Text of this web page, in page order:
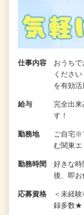
仕事内容
おうち
くださ
を有効
給与
完全出
す！
勤務地
ご自宅※
む関東エ
勤務時間
好きな
後、即
応募資格
＜未経
録多数★